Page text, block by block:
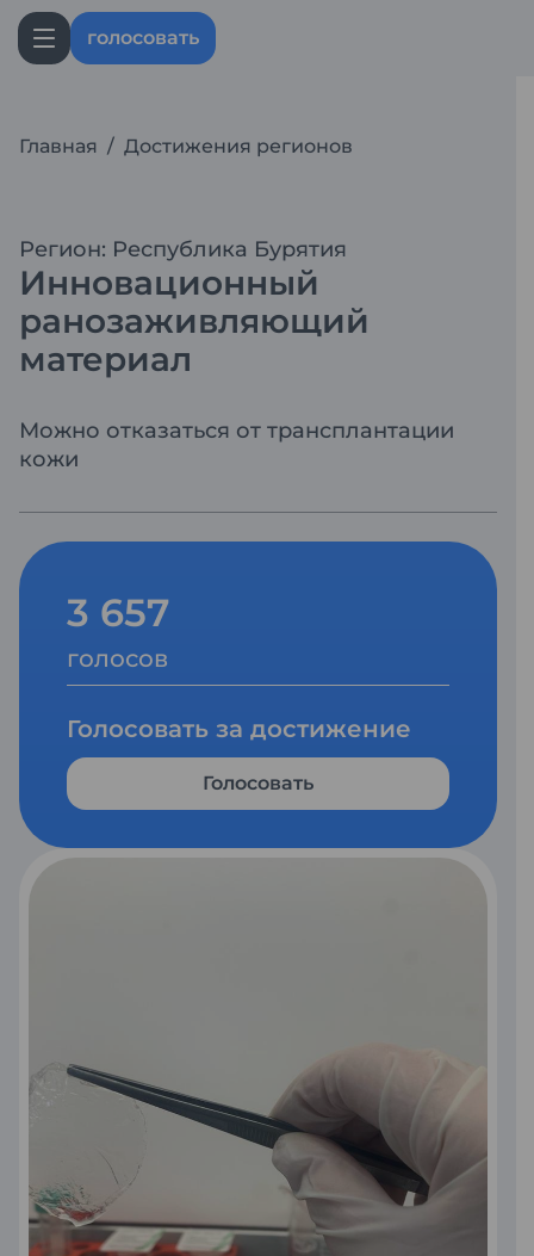
голосовать
Главная / Достижения регионов
Регион: Республика Бурятия
Инновационный
ранозаживляющий
материал
Можно отказаться от трансплантации
кожи
3 657
голосов
Голосовать за достижение
Голосовать